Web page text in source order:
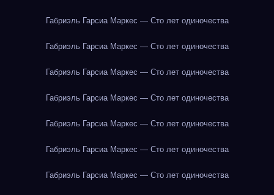
Габриэль Гарсиа Маркес — Сто лет одиночества
Габриэль Гарсиа Маркес — Сто лет одиночества
Габриэль Гарсиа Маркес — Сто лет одиночества
Габриэль Гарсиа Маркес — Сто лет одиночества
Габриэль Гарсиа Маркес — Сто лет одиночества
Габриэль Гарсиа Маркес — Сто лет одиночества
Габриэль Гарсиа Маркес — Сто лет одиночества